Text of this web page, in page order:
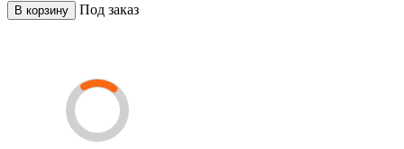
В корзину Под заказ